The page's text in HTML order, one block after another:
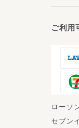
ご利用
ローソ
セブン